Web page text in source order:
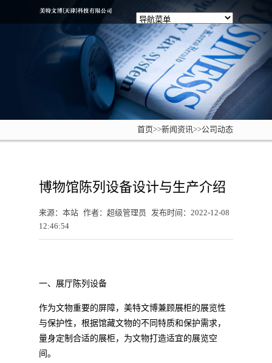
首页>>新闻资讯 >>公司动态
博物馆陈列设备设计与生产介绍
来源：本站 作者：超级管理员
发布时间：2022-12-08
12:46:54
一、展厅陈列设备
作为文物重要的屏障，美特文博兼顾展柜的展览性
与保护性，根据馆藏文物的不同特质和保护需求，
量身定制合适的展柜，为文物打造适宜的展览空
间。